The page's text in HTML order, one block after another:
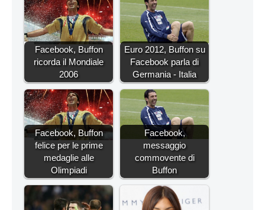
Facebook, Buffon
ricorda il Mondiale
2006
Euro 2012, Buffon su
Facebook parla di
Germania - Italia
Facebook, Buffon
felice per le prime
medaglie alle
Olimpiadi
Facebook,
messaggio
commovente di
Buffon